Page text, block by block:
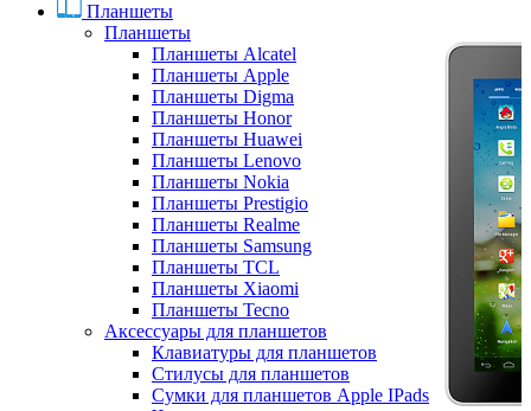
Планшеты
Планшеты
Планшеты Alcatel
Планшеты Apple
Планшеты Digma
Планшеты Honor
Планшеты Huawei
Планшеты Lenovo
Планшеты Nokia
Планшеты Prestigio
Планшеты Realme
Планшеты Samsung
Планшеты TCL
Планшеты Xiaomi
Планшеты Tecno
Аксессуары для планшетов
Клавиатуры для планшетов
Стилусы для планшетов
Сумки для планшетов Apple IPads